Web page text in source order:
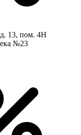
13, пом. 4Н
№23